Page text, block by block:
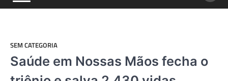
SEM CATEGORIA
Saúde em Nossas Mãos fecha o